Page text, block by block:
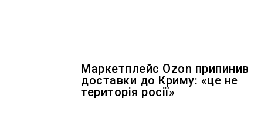
Маркетплейс Ozon припинив
доставки до Криму: «це не
територія росії»